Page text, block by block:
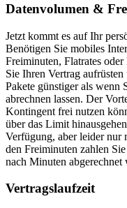
Datenvolumen &
Jetzt kommt es auf Ihr
Benötigen Sie mobiles
Freiminuten, Flatrates
Sie Ihren Vertrag
Pakete günstiger als wenn
abrechnen lassen. Der
Kontingent frei nutzen
über das Limit
Verfügung, aber leider nur
den Freiminuten zahlen
nach Minuten abgerechnet
Vertragslaufzeit